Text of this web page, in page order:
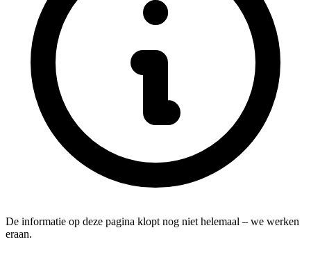
De informatie op deze pagina klopt nog niet helemaal – we werken
eraan.